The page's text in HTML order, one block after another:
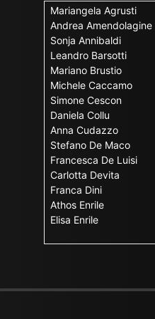
Mariangela Agrusti
Andrea Amendolagine
Sonja Annibaldi
Leandro Barsotti
Mariano Brustio
Michele Caccamo
Simone Cescon
Daniela Collu
Anna Cudazzo
Stefano De Maco
Francesca De Luisi
Carlotta Devita
Franca Dini
Athos Enrile
Elisa Enrile